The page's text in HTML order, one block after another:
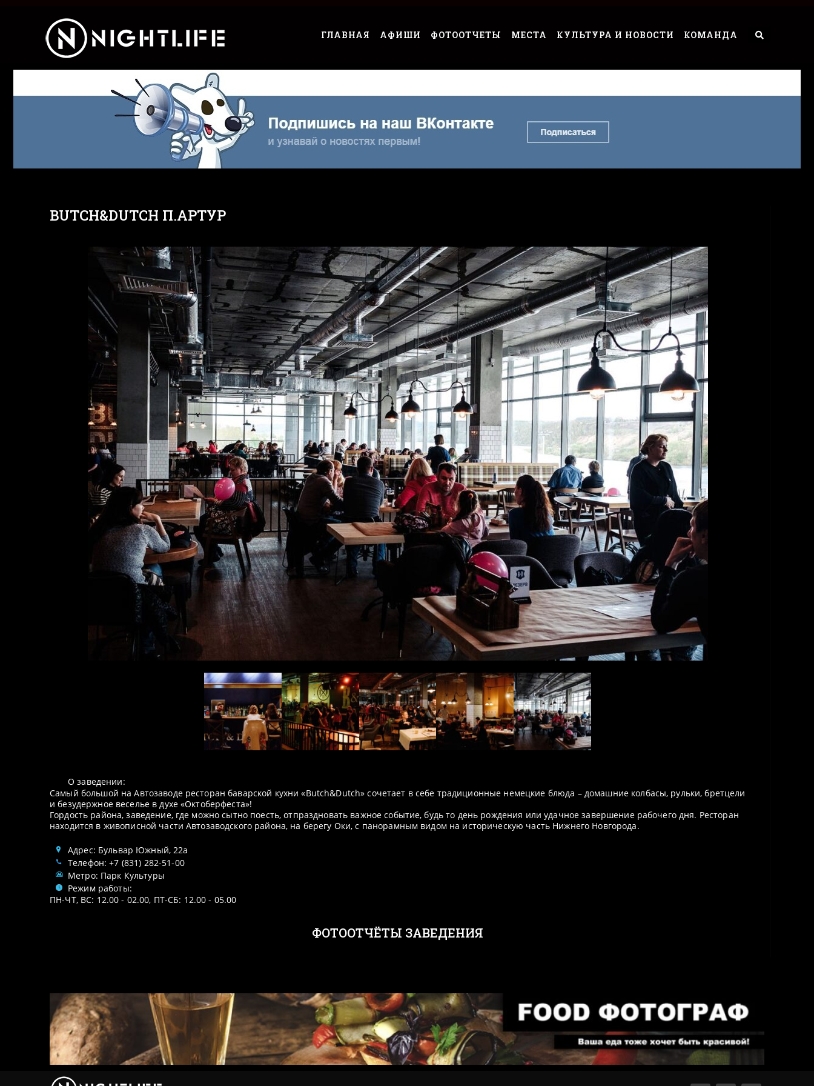
ГЛАВНАЯ АФИШИ ФОТООТЧЕТЫ МЕСТА КУЛЬТУРА И НОВОСТИ КОМАНДА
BUTCH&DUTCH П.АРТУР
О заведении:
Самый большой на Автозаводе ресторан баварской кухни «Butch&Dutch» сочетает в себе традиционные немецкие блюда – домашние колбасы, рульки, бретцели
и безудержное веселье в духе «Октоберфеста»!
Гордость района, заведение, где можно сытно поесть, отпраздновать важное событие, будь то день рождения или удачное завершение рабочего дня. Ресторан
находится в живописной части Автозаводского района, на берегу Оки, с панорамным видом на историческую часть Нижнего Новгорода.
Адрес: Бульвар Южный, 22а
Телефон: +7 (831) 282-51-00
Метро: Парк Культуры
Режим работы:
ПН-ЧТ, ВС: 12.00 - 02.00, ПТ-СБ: 12.00 - 05.00
ФОТООТЧЁТЫ ЗАВЕДЕНИЯ